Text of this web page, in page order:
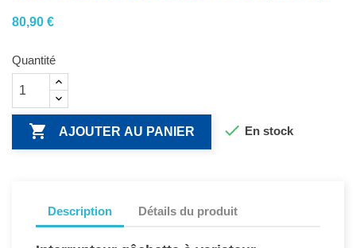
80,90 €
Quantité
 AJOUTER AU PANIER  En stock
Description Détails du produit